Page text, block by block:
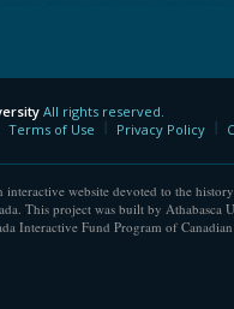
All rights reserved.
Terms of Use Privacy Policy
interactive website devoted to the
This project was built by Athabasca
Interactive Fund Program of